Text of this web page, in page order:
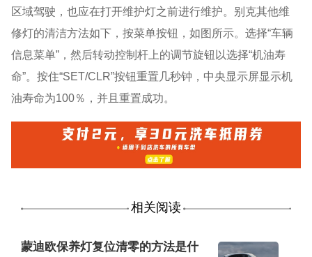
区域驾驶，也应在打开维护灯之前进行维护。别克其他维
修灯的清洁方法如下，按菜单按钮，如图所示。选择“车辆
信息菜单”，然后转动控制杆上的调节旋钮以选择“机油寿
命”。按住“SET/CLR”按钮重置几秒钟，中央显示屏显示机
油寿命为100％，并且重置成功。
相关阅读
蒙迪欧保养灯复位清零的方法是什